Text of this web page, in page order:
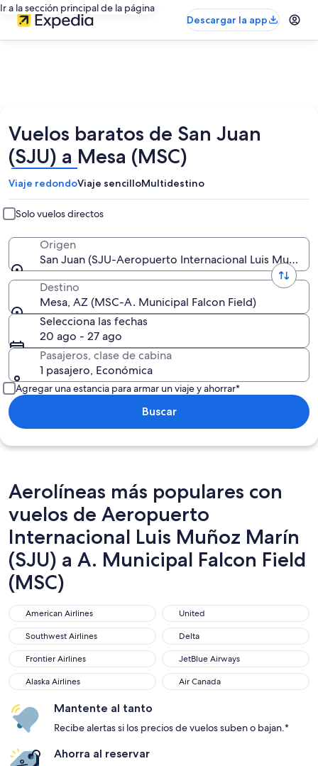
Ir a la sección principal de la página
Descargar la app
Vuelos baratos de San Juan
(SJU) a Mesa (MSC)
Viaje redondoViaje sencilloMultidestino
Solo vuelos directos
Origen
San Juan (SJU-Aeropuerto Internacional Luis Muñoz
Destino
Mesa, AZ (MSC-A. Municipal Falcon Field)
Selecciona las fechas
20 ago - 27 ago
Pasajeros, clase de cabina
1 pasajero, Económica
Agregar una estancia para armar un viaje y ahorrar*
Buscar
Aerolíneas más populares con
vuelos de Aeropuerto
Internacional Luis Muñoz Marín
(SJU) a A. Municipal Falcon Field
(MSC)
American Airlines
American Airlines United
United
Southwest Airlines
Southwest Airlines Delta
Delta
Frontier Airlines
Frontier Airlines JetBlue Airways
JetBlue Airways
Alaska Airlines
Alaska Airlines Air Canada
Air Canada
Mantente al tanto
Recibe alertas si los precios de vuelos suben o bajan.*
Ahorra al reservar